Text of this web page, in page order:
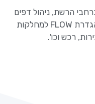
הרשת, ניהול דפים
/כרטיסי עסק בפורטלים השונים והגדרת FLOW למחלקות
רכש וכו'.